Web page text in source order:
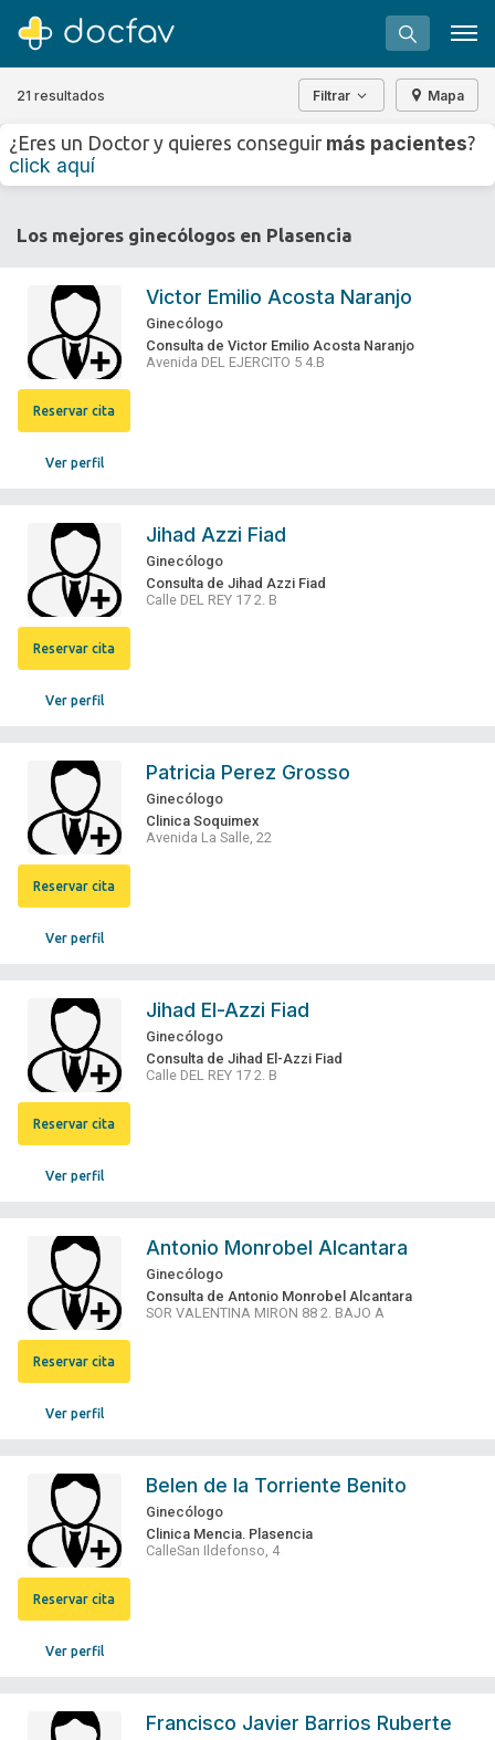
Software para clínicas
¿Eres un doctor?
21 resultados Filtrar Mapa
¿Eres un Doctor y quieres conseguir más pacientes?
click aquí
Los mejores ginecólogos en Plasencia
Ver perfil
Reservar cita
Victor Emilio Acosta Naranjo
Ginecólogo
Consulta de Victor Emilio Acosta Naranjo
Avenida DEL EJERCITO 5 4.B
Ver perfil
Reservar cita
Jihad Azzi Fiad
Ginecólogo
Consulta de Jihad Azzi Fiad
Calle DEL REY 17 2. B
Ver perfil
Reservar cita
Patricia Perez Grosso
Ginecólogo
Clinica Soquimex
Avenida La Salle, 22
Ver perfil
Reservar cita
Jihad El-Azzi Fiad
Ginecólogo
Consulta de Jihad El-Azzi Fiad
Calle DEL REY 17 2. B
Ver perfil
Reservar cita
Antonio Monrobel Alcantara
Ginecólogo
Consulta de Antonio Monrobel Alcantara
SOR VALENTINA MIRON 88 2. BAJO A
Ver perfil
Reservar cita
Belen de la Torriente Benito
Ginecólogo
Clinica Mencia. Plasencia
CalleSan Ildefonso, 4
Francisco Javier Barrios Ruberte
+ −
⇧
»
©OpenStreetMapcontributors.